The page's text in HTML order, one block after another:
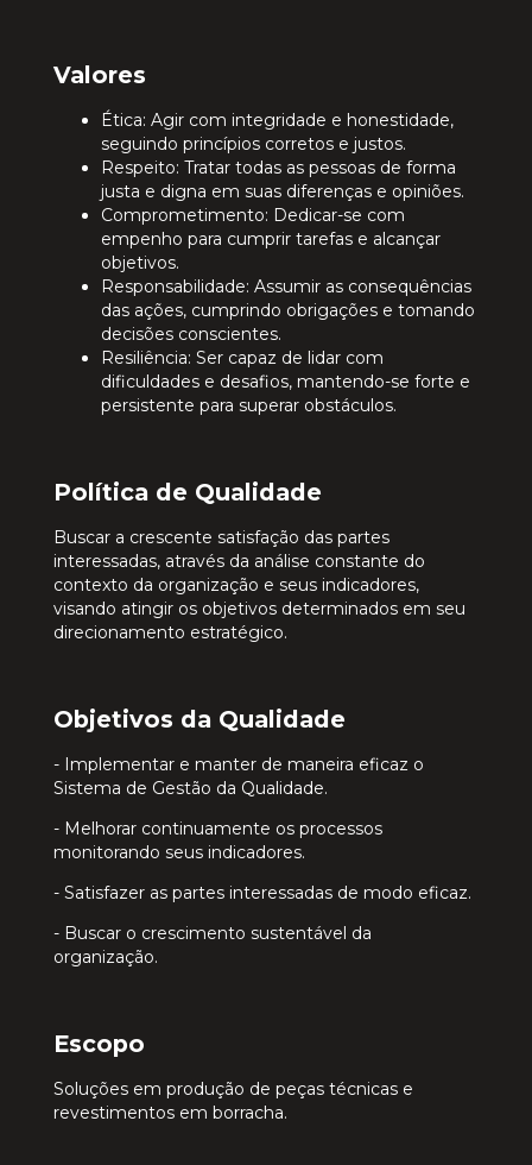
Valores
Ética: Agir com integridade e honestidade,
seguindo princípios corretos e justos.
Respeito: Tratar todas as pessoas de forma
justa e digna em suas diferenças e opiniões.
Comprometimento: Dedicar-se com
empenho para cumprir tarefas e alcançar
objetivos.
Responsabilidade: Assumir as consequências
das ações, cumprindo obrigações e tomando
decisões conscientes.
Resiliência: Ser capaz de lidar com
dificuldades e desafios, mantendo-se forte e
persistente para superar obstáculos.
Política de Qualidade
Buscar a crescente satisfação das partes
interessadas, através da análise constante do
contexto da organização e seus indicadores,
visando atingir os objetivos determinados em seu
direcionamento estratégico.
Objetivos da Qualidade
- Implementar e manter de maneira eficaz o
Sistema de Gestão da Qualidade.
- Melhorar continuamente os processos
monitorando seus indicadores.
- Satisfazer as partes interessadas de modo eficaz.
- Buscar o crescimento sustentável da
organização.
Escopo
Soluções em produção de peças técnicas e
revestimentos em borracha.